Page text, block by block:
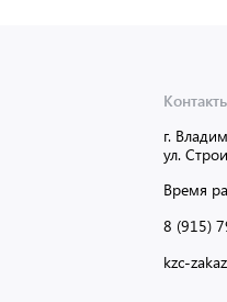
г.
ул.
Время
8 (915)
kzc-